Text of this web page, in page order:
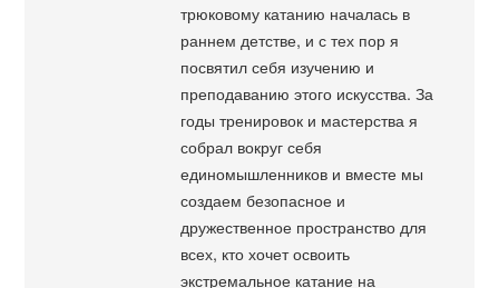
трюковому катанию началась в
раннем детстве, и с тех пор я
посвятил себя изучению и
преподаванию этого искусства. За
годы тренировок и мастерства я
собрал вокруг себя
единомышленников и вместе мы
создаем безопасное и
дружественное пространство для
всех, кто хочет освоить
экстремальное катание на